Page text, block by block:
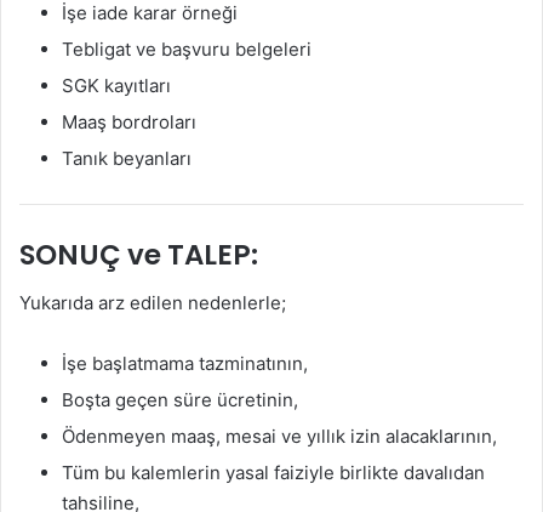
İşe iade karar örneği
Tebligat ve başvuru belgeleri
SGK kayıtları
Maaş bordroları
Tanık beyanları
SONUÇ ve TALEP:
Yukarıda arz edilen nedenlerle;
İşe başlatmama tazminatının,
Boşta geçen süre ücretinin,
Ödenmeyen maaş, mesai ve yıllık izin alacaklarının,
Tüm bu kalemlerin yasal faiziyle birlikte davalıdan
tahsiline,